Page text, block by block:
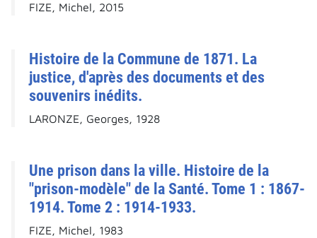
FIZE, Michel, 2015
Histoire de la Commune de 1871. La
justice, d'après des documents et des
souvenirs inédits.
LARONZE, Georges, 1928
Une prison dans la ville. Histoire de la
"prison-modèle" de la Santé. Tome 1 : 1867-
1914. Tome 2 : 1914-1933.
FIZE, Michel, 1983